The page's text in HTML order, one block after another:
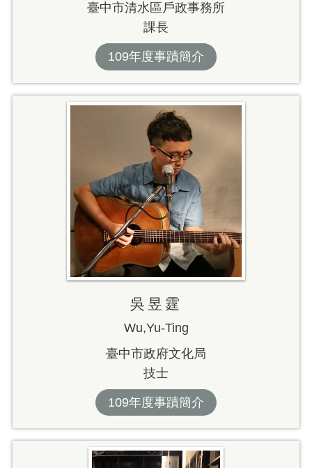
臺中市清水區戶政事務所
課長
109年度事蹟簡介
吳昱霆
Wu,Yu-Ting
臺中市政府文化局
技士
109年度事蹟簡介